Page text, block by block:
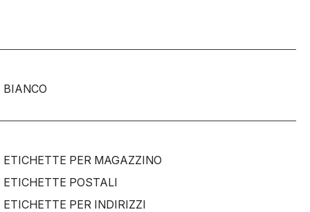
BIANCO
ETICHETTE PER MAGAZZINO
ETICHETTE POSTALI
ETICHETTE PER INDIRIZZI